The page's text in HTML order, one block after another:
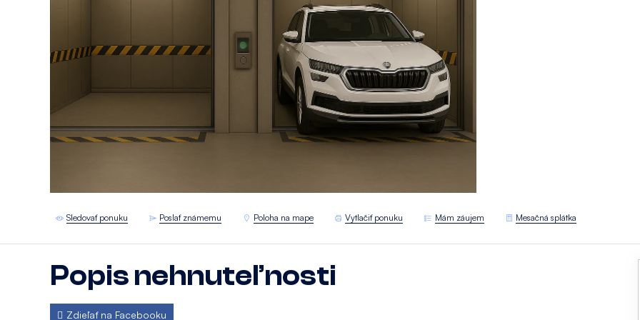
Sledovať ponuku Poslať známemu Poloha na mape Vytlačiť ponuku Mám záujem Mesačná splátka
Popis nehnuteľnosti
Zdieľať na Facebooku